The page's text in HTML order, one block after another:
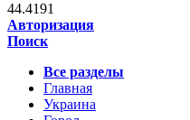
44.4191
Авторизация
Поиск
Все разделы
Главная
Украина